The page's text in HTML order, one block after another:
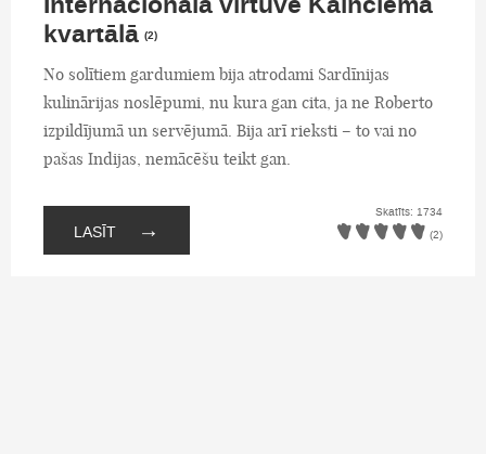
kvartālā (2)
No solītiem gardumiem bija atrodami Sardīnijas
kulinārijas noslēpumi, nu kura gan cita, ja ne Roberto
izpildījumā un servējumā. Bija arī rieksti – to vai no
pašas Indijas, nemācēšu teikt gan.
LASĪT →
Skatīts: 1734
(2)